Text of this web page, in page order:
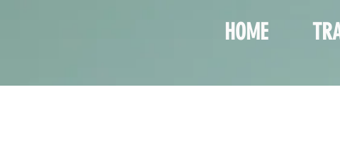
HOME